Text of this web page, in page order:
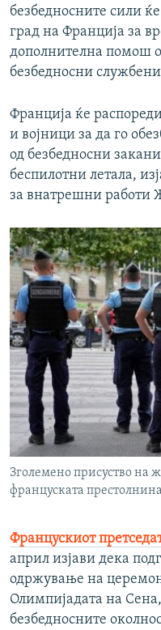
безбедносните сили
град на Франција за
дополнителна помош
безбедносни
Франција ќе
и војници за да го
од безбедносни
беспилотни летала,
за внатрешни работи
Зголемено присуство на
француската
Францускиот
април изјави дека
одржување на
Олимпијадата на
безбедносните